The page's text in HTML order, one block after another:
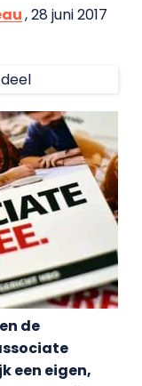
, 28 juni 2017
deel
de
een eigen,